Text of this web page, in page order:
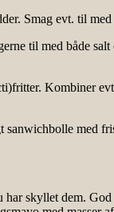
Smag evt. til med
til med både
Kombiner
sanwichbolle med
skyllet dem.